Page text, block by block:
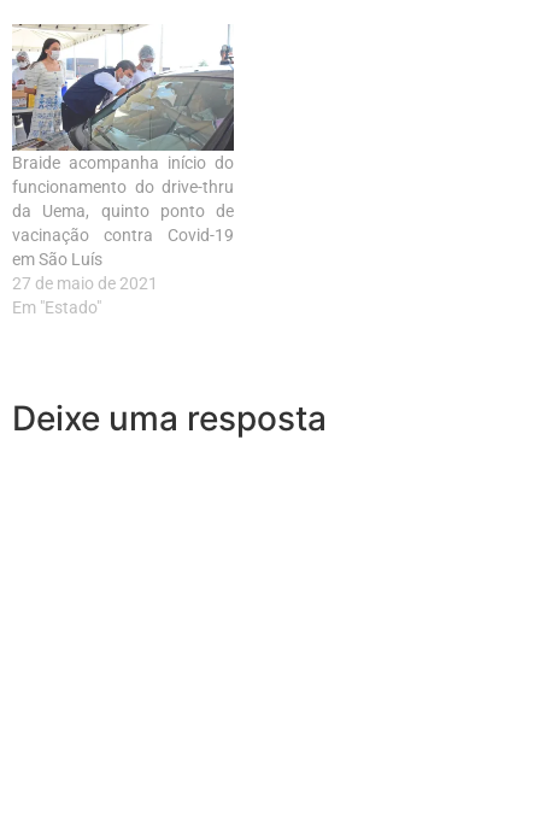
Braide acompanha início do
funcionamento do drive-thru
da Uema, quinto ponto de
vacinação contra Covid-19
em São Luís
27 de maio de 2021
Em "Estado"
Deixe uma resposta